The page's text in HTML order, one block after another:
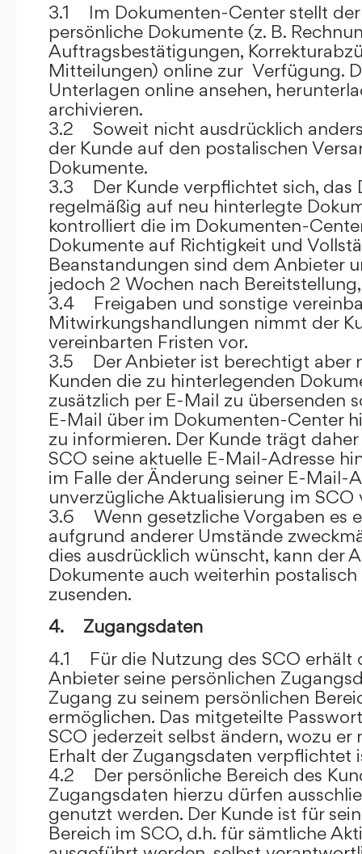
3.1 Im Dokumenten-Center stellt
persönliche Dokumente (z. B.
Auftragsbestätigungen,
Mitteilungen) online zur Verfügung.
Unterlagen online ansehen,
archivieren.
3.2 Soweit nicht ausdrücklich
der Kunde auf den postalischen
Dokumente.
3.3 Der Kunde verpflichtet sich, das
regelmäßig auf neu hinterlegte
kontrolliert die im Dokumenten-
Dokumente auf Richtigkeit und
Beanstandungen sind dem Anbieter
jedoch 2 Wochen nach
3.4 Freigaben und sonstige
Mitwirkungshandlungen nimmt der
vereinbarten Fristen vor.
3.5 Der Anbieter ist berechtigt aber
Kunden die zu hinterlegenden
zusätzlich per E-Mail zu übersenden
E-Mail über im Dokumenten-Center
zu informieren. Der Kunde trägt
SCO seine aktuelle E-Mail-Adresse
im Falle der Änderung seiner E-Mail-
unverzügliche Aktualisierung im SCO
3.6 Wenn gesetzliche Vorgaben es
aufgrund anderer Umstände
dies ausdrücklich wünscht, kann der
Dokumente auch weiterhin
zusenden.
4. Zugangsdaten
4.1 Für die Nutzung des SCO erhält
Anbieter seine persönlichen
Zugang zu seinem persönlichen
ermöglichen. Das mitgeteilte
SCO jederzeit selbst ändern, wozu er
Erhalt der Zugangsdaten verpflichtet
4.2 Der persönliche Bereich des
Zugangsdaten hierzu dürfen
genutzt werden. Der Kunde ist für
Bereich im SCO, d.h. für sämtliche